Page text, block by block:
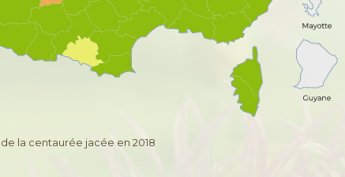
la centaurée jacée en 2018